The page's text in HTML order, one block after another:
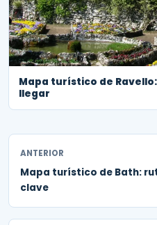
Mapa turístico de
llegar
ANTERIOR
Mapa turístico de Bath:
clave